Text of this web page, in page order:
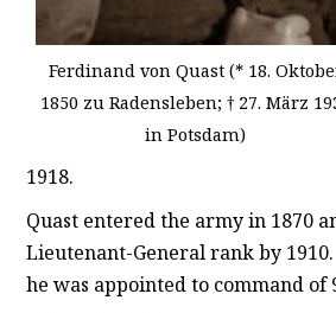
Ferdinand von Quast (* 18.
1850 zu Radensleben; † 27. März
in Potsdam)
1918.
Quast entered the army in 1870
Lieutenant-General rank by
he was appointed to command of